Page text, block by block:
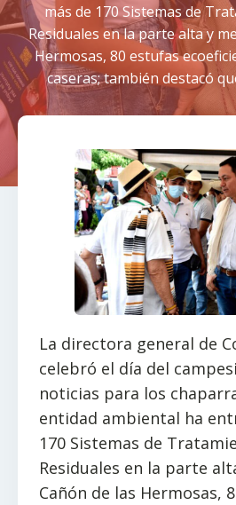
más de 170 Sistemas de
Residuales en la parte alta y
Hermosas, 80 estufas
caseras; también destacó
La directora general de
celebró el día del
noticias para los
entidad ambiental ha
170 Sistemas de
Residuales en la parte
Cañón de las Hermosas,